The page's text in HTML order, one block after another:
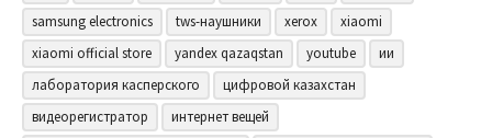
samsung electronics
tws-наушники xerox
xiaomi
xiaomi official store
yandex qazaqstan youtube
ии
лаборатория касперского
цифровой казахстан
видеорегистратор
интернет вещей